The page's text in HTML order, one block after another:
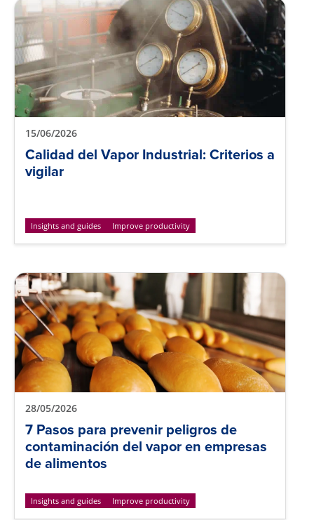
15/06/2026
Calidad del Vapor Industrial: Criterios a
vigilar
Insights and guides Improve productivity
28/05/2026
7 Pasos para prevenir peligros de
contaminación del vapor en empresas
de alimentos
Insights and guides Improve productivity